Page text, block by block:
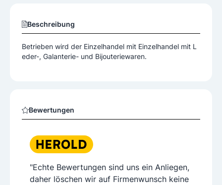
Beschreibung
Betrieben wird der Einzelhandel mit Einzelhandel mit L
eder-, Galanterie- und Bijouteriewaren.
Bewertungen
"Echte Bewertungen sind uns ein Anliegen,
daher löschen wir auf Firmenwunsch keine